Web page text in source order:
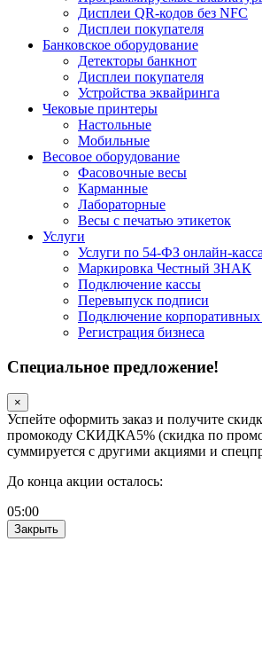
Дисплеи QR-кодов без NFC
Дисплеи покупателя
Банковское оборудование
Детекторы банкнот
Дисплеи покупателя
Устройства эквайринга
Чековые принтеры
Настольные
Мобильные
Весовое оборудование
Фасовочные весы
Карманные
Лабораторные
Весы с печатью этикеток
Услуги
Услуги по 54-ФЗ онлайн-касса
Маркировка Честный ЗНАК
Подключение кассы
Перевыпуск подписи
Подключение
Регистрация бизнеса
Специальное предложение!
×
Успейте оформить заказ и получите
промокоду СКИДКА5% (скидка по
суммируется с другими акциями и
До конца акции осталось:
05:00
Закрыть